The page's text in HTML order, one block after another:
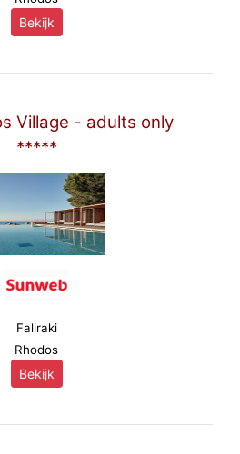
Bekijk
Village - adults only
*****
Faliraki
Rhodos
Bekijk